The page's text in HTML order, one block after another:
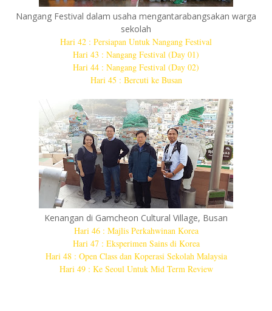
Nangang Festival dalam usaha mengantarabangsakan warga
sekolah
Hari 42 : Persiapan Untuk Nangang Festival
Hari 43 : Nangang Festival (Day 01)
Hari 44 : Nangang Festival (Day 02)
Hari 45 : Bercuti ke Busan
Kenangan di Gamcheon Cultural Village, Busan
Hari 46 : Majlis Perkahwinan Korea
Hari 47 : Eksperimen Sains di Korea
Hari 48 : Open Class dan Koperasi Sekolah Malaysia
Hari 49 : Ke Seoul Untuk Mid Term Review